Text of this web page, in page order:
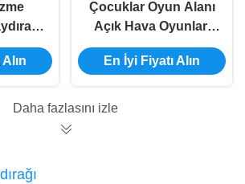
Renk
Çocuklar Oyun Alanı
Açık Hava Oyunları
Ticari Yüzme Havuzu
Ekipmanı Su
Fiberglass Yetişkinler
En İyi Fiyatı Alın
Daha fazlasını izle